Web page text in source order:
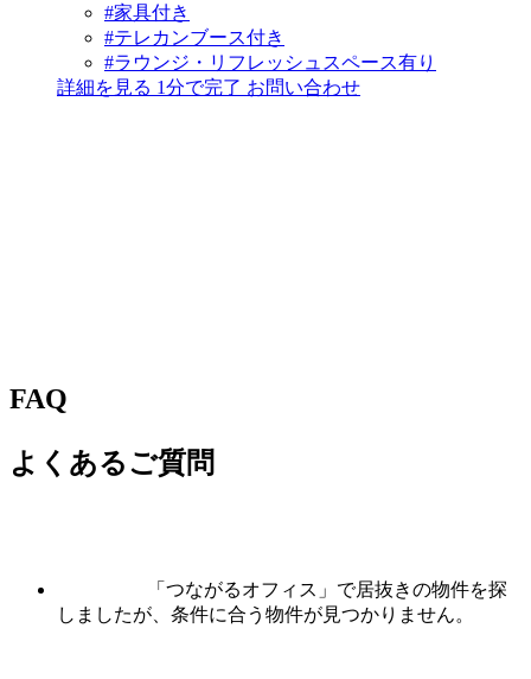
#家具付き
#テレカンブース付き
#ラウンジ・リフレッシュスペース有り
詳細を見る 1分で完了 お問い合わせ
FAQ
よくあるご質問
「つながるオフィス」で居抜きの物件を探
しましたが、条件に合う物件が見つかりません。